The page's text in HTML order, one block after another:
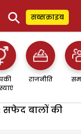
⚲ सब्सक्राइब
राजनीति
सफेद बालों की